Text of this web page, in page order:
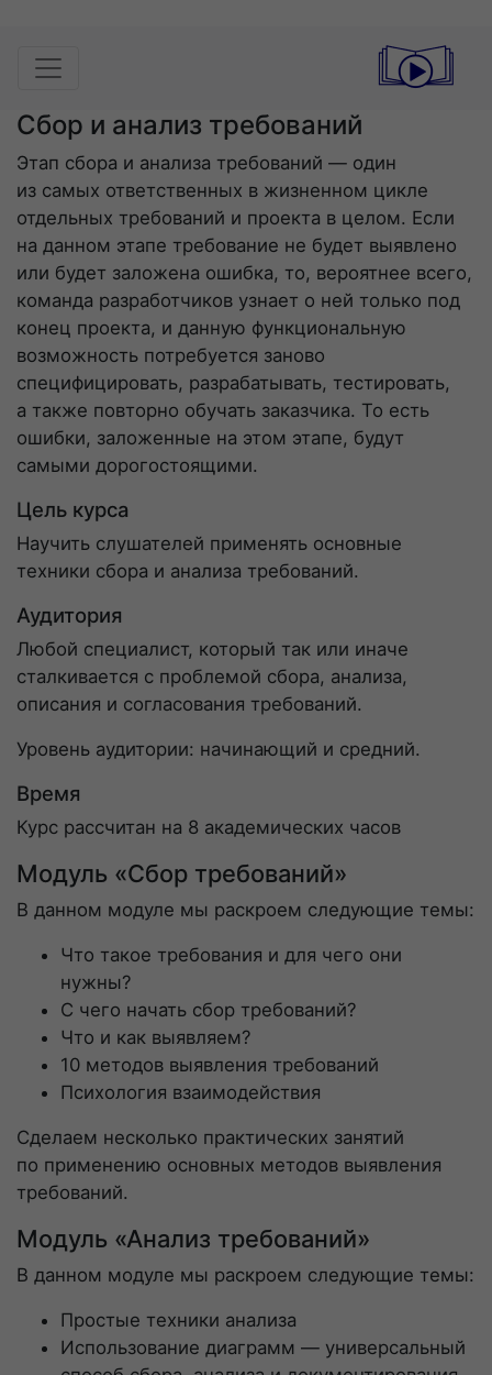
Сбор и анализ требований
Этап сбора и анализа требований — один
из самых ответственных в жизненном цикле
отдельных требований и проекта в целом. Если
на данном этапе требование не будет выявлено
или будет заложена ошибка, то, вероятнее всего,
команда разработчиков узнает о ней только под
конец проекта, и данную функциональную
возможность потребуется заново
специфицировать, разрабатывать, тестировать,
а также повторно обучать заказчика. То есть
ошибки, заложенные на этом этапе, будут
самыми дорогостоящими.
Цель курса
Научить слушателей применять основные
техники сбора и анализа требований.
Аудитория
Любой специалист, который так или иначе
сталкивается с проблемой сбора, анализа,
описания и согласования требований.
Уровень аудитории: начинающий и средний.
Время
Курс рассчитан на 8 академических часов
Модуль «Сбор требований»
В данном модуле мы раскроем следующие темы:
Что такое требования и для чего они
нужны?
С чего начать сбор требований?
Что и как выявляем?
10 методов выявления требований
Психология взаимодействия
Сделаем несколько практических занятий
по применению основных методов выявления
требований.
Модуль «Анализ требований»
В данном модуле мы раскроем следующие темы:
Простые техники анализа
Использование диаграмм — универсальный